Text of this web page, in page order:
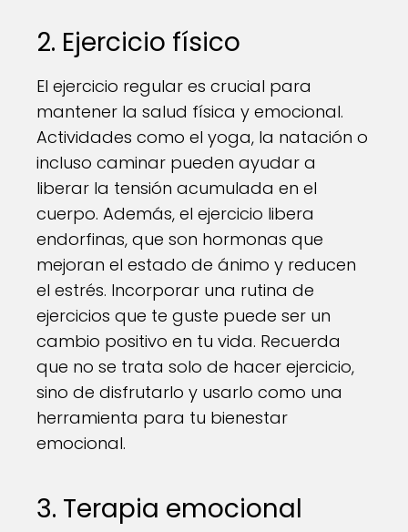
2. Ejercicio físico
El ejercicio regular es crucial para
mantener la salud física y emocional.
Actividades como el yoga, la natación o
incluso caminar pueden ayudar a
liberar la tensión acumulada en el
cuerpo. Además, el ejercicio libera
endorfinas, que son hormonas que
mejoran el estado de ánimo y reducen
el estrés. Incorporar una rutina de
ejercicios que te guste puede ser un
cambio positivo en tu vida. Recuerda
que no se trata solo de hacer ejercicio,
sino de disfrutarlo y usarlo como una
herramienta para tu bienestar
emocional.
3. Terapia emocional